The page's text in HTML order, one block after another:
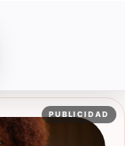
PUBLICIDAD